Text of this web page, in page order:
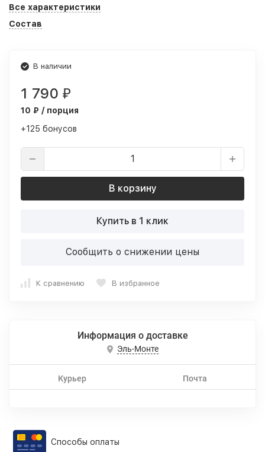
Все характеристики
Состав
В наличии
1 790 ₽
10 ₽ / порция
+125 бонусов
В корзину
Купить в 1 клик
Сообщить о снижении цены
К сравнению В избранное
Информация о доставке
Эль-Монте
Курьер Почта
Способы оплаты